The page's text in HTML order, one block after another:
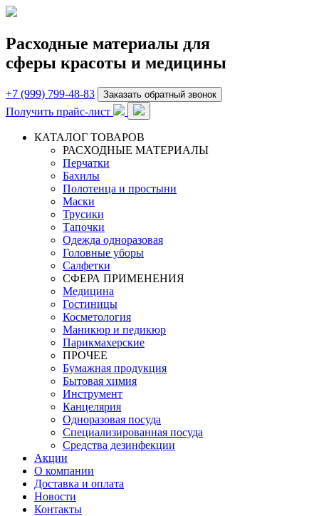
Расходные материалы для
сферы красоты и медицины
+7 (999) 799-48-83 Заказать обратный звонок
Получить прайс-лист
КАТАЛОГ ТОВАРОВ
РАСХОДНЫЕ МАТЕРИАЛЫ
Перчатки
Бахилы
Полотенца и простыни
Маски
Трусики
Тапочки
Одежда одноразовая
Головные уборы
Салфетки
СФЕРА ПРИМЕНЕНИЯ
Медицина
Гостиницы
Косметология
Маникюр и педикюр
Парикмахерские
ПРОЧЕЕ
Бумажная продукция
Бытовая химия
Инструмент
Канцелярия
Одноразовая посуда
Специализированная посуда
Средства дезинфекции
Акции
О компании
Доставка и оплата
Новости
Контакты